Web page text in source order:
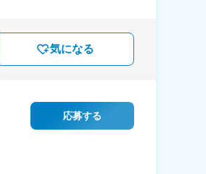
気になる
応募する